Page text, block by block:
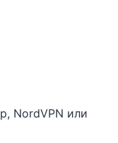
NordVPN или